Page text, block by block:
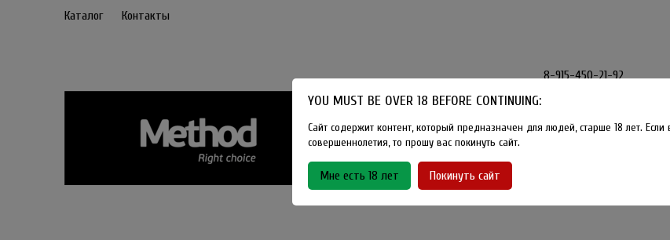
Каталог Контакты
8-915-450-21-92
Г. Москва, улица
YOU MUST BE OVER 18 BEFORE CONTINUING:
Сайт содержит контент, который предназначен для людей, старше 18 лет. Если
совершеннолетия, то прошу вас покинуть сайт.
Мне есть 18 лет Покинуть сайт